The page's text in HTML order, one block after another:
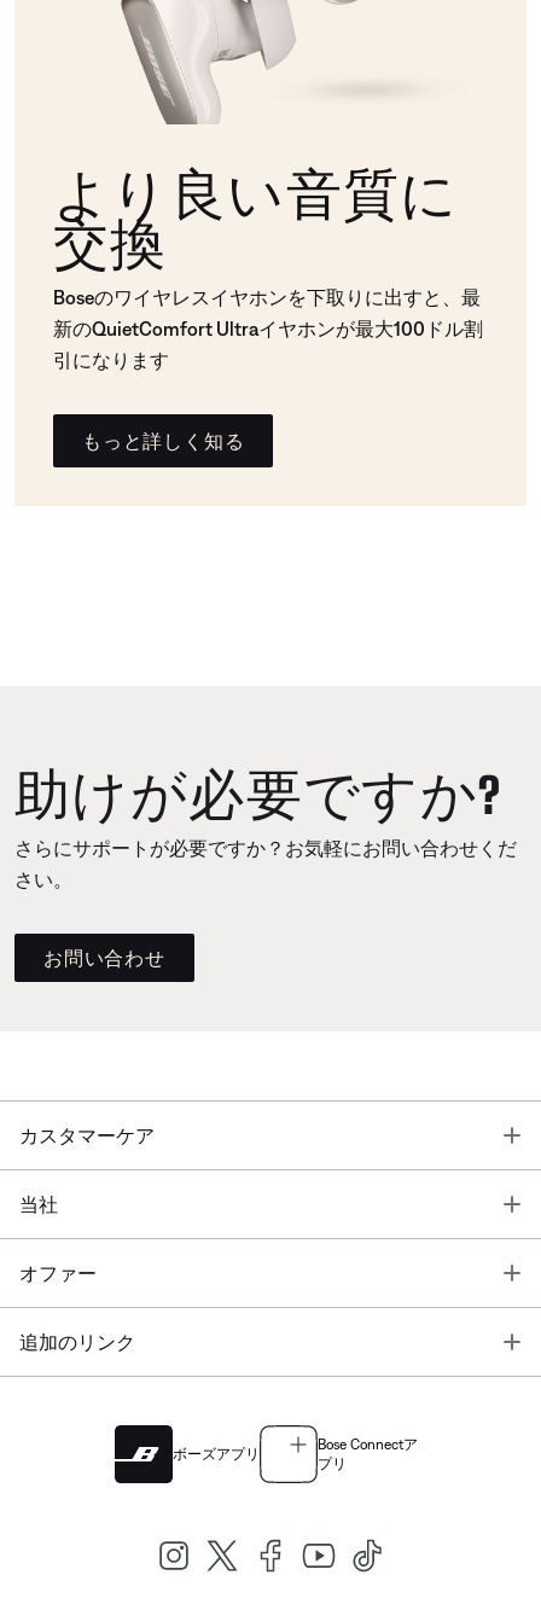
より良い音質に
交換
Boseのワイヤレスイヤホンを下取りに出すと、最
新のQuietComfort Ultraイヤホンが最大100ドル割
引になります
もっと詳しく知る
助けが必要ですか?
さらにサポートが必要ですか？お気軽にお問い合わせくだ
さい。
お問い合わせ
カスタマーケア
当社
オファー
追加のリンク
ボーズアプリ
Bose Connectア
プリ